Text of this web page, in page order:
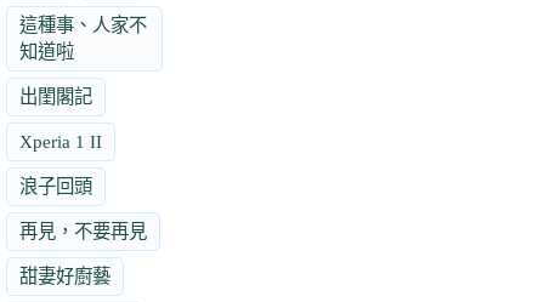
這種事、人家不
知道啦
出閨閣記
Xperia 1 II
浪子回頭
再見，不要再見
甜妻好廚藝